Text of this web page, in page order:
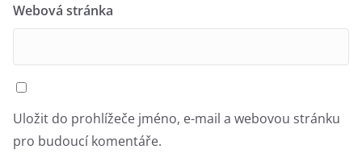
Webová stránka
Uložit do prohlížeče jméno, e-mail a webovou stránku
pro budoucí komentáře.